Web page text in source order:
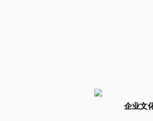
企业文